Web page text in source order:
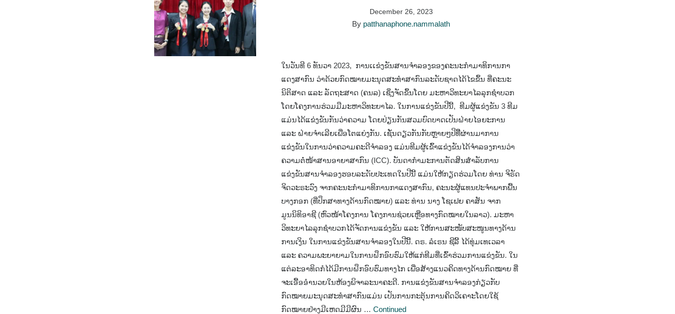
December 26, 2023
By patthanaphone.nammalath
ໃນວັນທີ 6 ທັນວາ 2023, ການເເຂ່ງຂັນສານຈໍາລອງຂອງຄະນະກໍາມາທິການກາ
ແດງສາກົນ ວ່າດ້ວຍກົດໝາຍມະນຸດສະທຳສາກົນລະດັບຊາດໄດ້ໄຂຂຶ້ນ ທີ່ຄະນະ
ນິຕິສາດ ແລະ ລັດຖະສາດ (ຄນລ) ເຊິ່ງຈັດຂຶ້ນໂດຍ ມະຫາວິທະຍາໄລລຸກຊຳບວກ
ໂດຍໂຄງການຮ່ວມມືມະຫາວິທະຍາໄລ. ໃນການແຂ່ງຂັນປີນີ້, ທີມຜູ້ແຂ່ງຂັນ 3 ທີມ
ແມ່ນໄດ້ແຂ່ງຂັນກັນວ່າຄວາມ ໂດຍປ່ຽນກັນສວມບົດບາດເປັນຝ່າຍໄອຍະການ
ແລະ ຝ່າຍຈຳເລີຍເພື່ອໂຕແຍ່ງກັນ. ເຊັ່ນດຽວກັນກັບຫຼາຍໆປິທີິ່ຜ່ານມາການ
ແຂ່ງຂັນໃນການວ່າຄວາມຄະດີຈຳລອງ ແມ່ນທີມຜູ້ເຂົ້າແຂ່ງຂັນໄດ້ຈຳລອງການວ່າ
ຄວາມຕໍ່ໜ້າສານອາຍາສາກົນ (ICC). ບັນດາກຳມະການຕັດສິນສຳລັບການ
ແຂ່ງຂັນສານຈຳລອງຮອບລະດັບປະເທດໃນປີນີ້ ແມ່ນໃຫ້ກຽດຮ່ວມໂດຍ ທ່ານ ຈິຣັດ
ຈິດວະຣະວົງ ຈາກຄະນະກໍາມາທິການກາແດງສາກົນ, ຄະນະຜູ້ແທນປະຈໍາພາກພື້ນ
ບາງກອກ (ທີ່ປຶກສາທາງດ້ານກົດໝາຍ) ແລະ ທ່ານ ນາງ ໂຊເຟຍ ຄາສັນ ຈາກ
ມູນນິທິອາຊີ (ຫົວໜ້າໂຄງການ ໂຄງການຊ່ວຍເຫຼືອທາງກົດໝາຍໃນລາວ). ມະຫາ
ວິທະຍາໄລລຸກຊໍາບວກໄດ້ຈັດການແຂ່ງຂັນ ແລະ ໃຫ້ການສະໜັບສະໜູນທາງດ້ານ
ການເງິນ ໃນການແຂ່ງຂັນສານຈໍາລອງໃນປີນີ້. ດຣ. ລໍເຣນ ຊີລີ້ ໄດ້ທຸ່ມເທເວລາ
ແລະ ຄວາມພະຍາຍາມໃນການຝຶກອົບຮົມໃຫ້ແກ່ທີມທີ່ເຂົ້າຮ່ວມການແຂ່ງຂັນ. ໃນ
ແຕ່ລະອາທິດກໍໄດ້ມີການຝຶກອົບຮົມທາງໄກ ເພື່ອສ້າງແນວຄິດທາງດ້ານກົດໝາຍ ທີ່
ຈະເອື້ອອໍານວຍໃນຫ້ອງພິຈາລະນາຄະດີ. ການແຂ່ງຂັນສານຈຳລອງກ່ຽວກັບ
ກົດໝາຍມະນຸດສະທໍາສາກົນແມ່ນ ເປັນການກະຕຸ້ນການຄິດວິເຄາະໂດຍໃຊ້
ກົດໝາຍຢ່າງມີເຫດມີມີຜົນ …Continued